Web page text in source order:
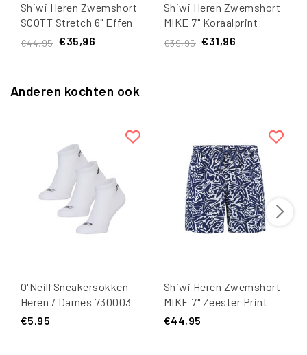
Shiwi Heren Zwemshort
SCOTT Stretch 6" Effen
Oranje
€44,95 €35,96
Shiwi Heren Zwemshort
MIKE 7" Koraalprint
Lichtblauw
€39,95 €31,96
Anderen kochten ook
O'Neill Sneakersokken
Heren / Dames 730003
Wit 3-Pack
€5,95
Shiwi Heren Zwemshort
MIKE 7" Zeester Print
Donkerblauw/Wit
€44,95